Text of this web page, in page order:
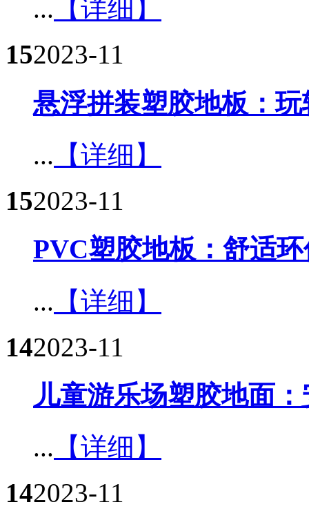
... 【详细】
152023-11
悬浮拼装塑胶地板：
... 【详细】
152023-11
PVC塑胶地板：舒适
... 【详细】
142023-11
儿童游乐场塑胶地面
... 【详细】
142023-11